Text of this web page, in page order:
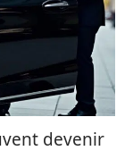
devenir